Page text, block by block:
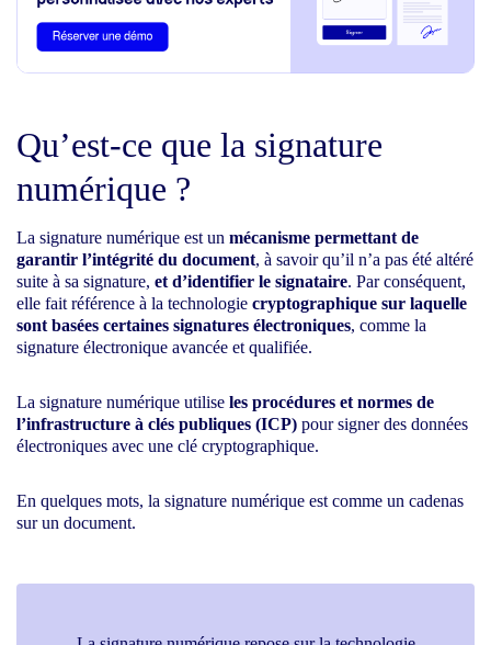
Qu’est-ce que la signature
numérique ?
La signature numérique est un mécanisme permettant de
garantir l’intégrité du document, à savoir qu’il n’a pas été altéré
suite à sa signature, et d’identifier le signataire. Par conséquent,
elle fait référence à la technologie cryptographique sur laquelle
sont basées certaines signatures électroniques, comme la
signature électronique avancée et qualifiée.
La signature numérique utilise les procédures et normes de
l’infrastructure à clés publiques (ICP) pour signer des données
électroniques avec une clé cryptographique.
En quelques mots, la signature numérique est comme un cadenas
sur un document.